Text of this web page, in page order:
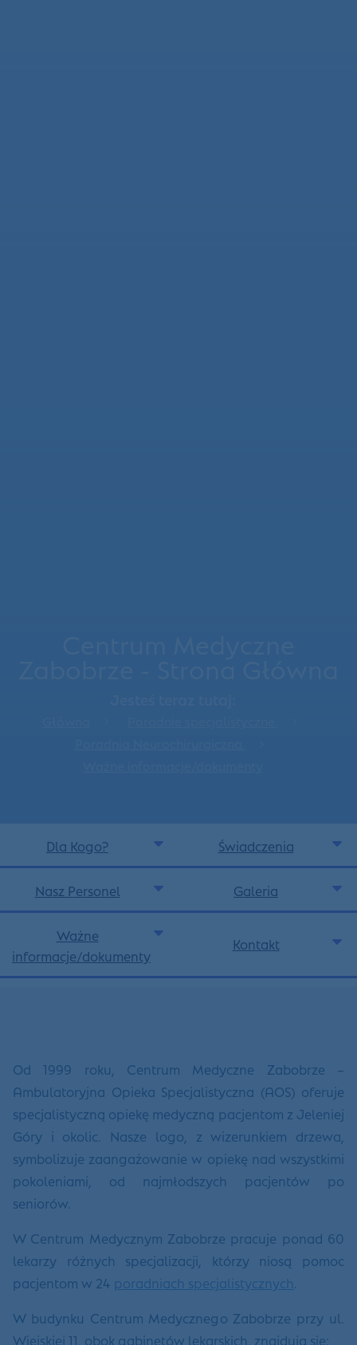
Dla Kogo? Świadczenia
Nasz Personel Galeria
Ważne
informacje/dokumenty
Kontakt
Od 1999 roku, Centrum Medyczne Zabobrze –
Ambulatoryjna Opieka Specjalistyczna (AOS) oferuje
specjalistyczną opiekę medyczną pacjentom z Jeleniej
Góry i okolic. Nasze logo, z wizerunkiem drzewa,
symbolizuje zaangażowanie w opiekę nad wszystkimi
pokoleniami, od najmłodszych pacjentów po
seniorów.
W Centrum Medycznym Zabobrze pracuje ponad 60
lekarzy różnych specjalizacji, którzy niosą pomoc
pacjentom w 24 poradniach specjalistycznych
W budynku Centrum Medycznego Zabobrze przy ul.
Wiejskiej 11, obok gabinetów lekarskich, znajdują się: